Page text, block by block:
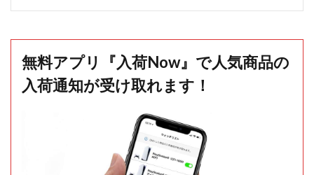
無料アプリ『入荷Now』で人気商品の
入荷通知が受け取れます！